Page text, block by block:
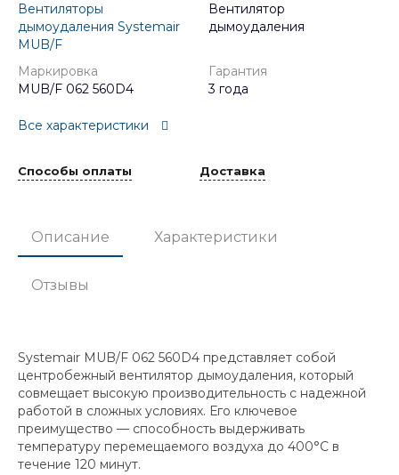
Вентиляторы
дымоудаления Systemair
MUB/F
Вентилятор
дымоудаления
Маркировка
MUB/F 062 560D4
Гарантия
3 года
Все характеристики
Способы оплаты Доставка
Описание Характеристики
Отзывы
Systemair MUB/F 062 560D4 представляет собой
центробежный вентилятор дымоудаления, который
совмещает высокую производительность с надежной
работой в сложных условиях. Его ключевое
преимущество — способность выдерживать
температуру перемещаемого воздуха до 400°C в
течение 120 минут.